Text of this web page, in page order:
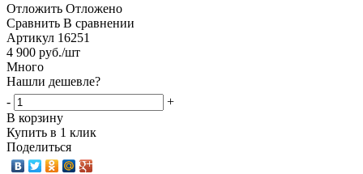
Отложить Отложено
Сравнить В сравнении
Артикул 16251
4 900 руб./шт
Много
Нашли дешевле?
-
+
В корзину
Купить в 1 клик
Поделиться